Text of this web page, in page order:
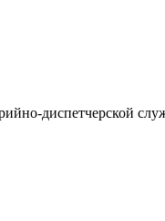
диспетчерской